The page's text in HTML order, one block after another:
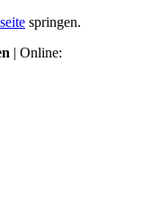
springen.
| Online: